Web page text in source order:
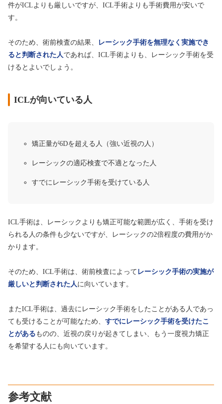
件がICLよりも厳しいですが、ICL手術よりも手術費用が安いで
す。
そのため、術前検査の結果、
レーシック手術を無理なく実施でき
ると判断された人 であれば、ICL手術よりも、レーシック手術を受
けるとよいでしょう。
ICLが向いている人
矯正量が6Dを超える人（強い近視の人）
レーシックの適応検査で不適となった人
すでにレーシック手術を受けている人
ICL手術は、レーシックよりも矯正可能な範囲が広く、手術を受け
られる人の条件も少ないですが、レーシックの2倍程度の費用がか
かります。
そのため、ICL手術は、術前検査によって レーシック手術の実施が
厳しいと判断された人 に向いています。
またICL手術は、過去にレーシック手術をしたことがある人であっ
ても受けることが可能なため、 すでにレーシック手術を受けたこ
とがある ものの、近視の戻りが起きてしまい、もう一度視力矯正
を希望する人にも向いています。
参考文献